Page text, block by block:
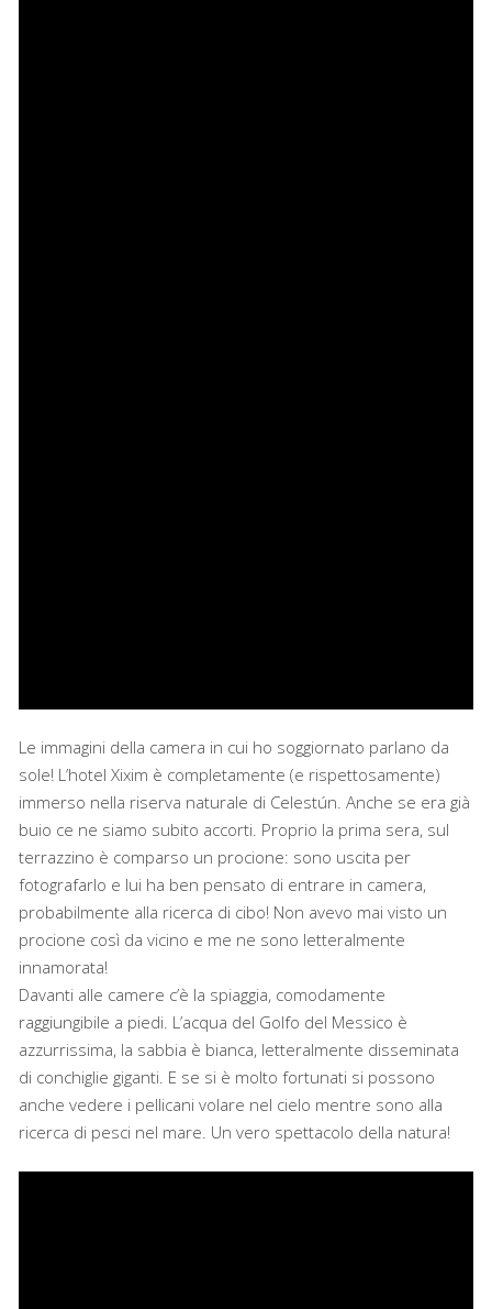
Le immagini della camera in cui ho soggiornato parlano da
sole! L’hotel Xixim è completamente (e rispettosamente)
immerso nella riserva naturale di Celestún. Anche se era già
buio ce ne siamo subito accorti. Proprio la prima sera, sul
terrazzino è comparso un procione: sono uscita per
fotografarlo e lui ha ben pensato di entrare in camera,
probabilmente alla ricerca di cibo! Non avevo mai visto un
procione così da vicino e me ne sono letteralmente
innamorata!
Davanti alle camere c’è la spiaggia, comodamente
raggiungibile a piedi. L’acqua del Golfo del Messico è
azzurrissima, la sabbia è bianca, letteralmente disseminata
di conchiglie giganti. E se si è molto fortunati si possono
anche vedere i pellicani volare nel cielo mentre sono alla
ricerca di pesci nel mare. Un vero spettacolo della natura!